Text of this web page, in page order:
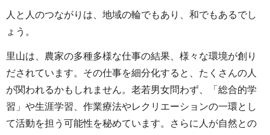
人と人のつながりは、地域の輪でもあり、和でもあるでし
ょう。
里山は、農家の多種多様な仕事の結果、様々な環境が創り
だされています。その仕事を細分化すると、たくさんの人
が関われるかもしれません。老若男女問わず、「総合的学
習」や生涯学習、作業療法やレクリエーションの一環とし
て活動を担う可能性を秘めています。さらに人が自然との